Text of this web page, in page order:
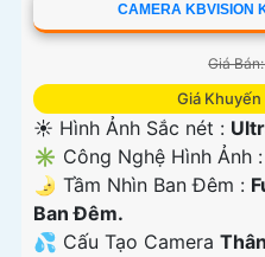
CAMERA KBVISION
Giá
Giá
☀️ Hình Ảnh Sắc nét :
✳️ Công Nghệ Hình Ảnh :
🌛 Tầm Nhìn Ban Đêm :
Ban Ðêm.
💦 Cấu Tạo Camera